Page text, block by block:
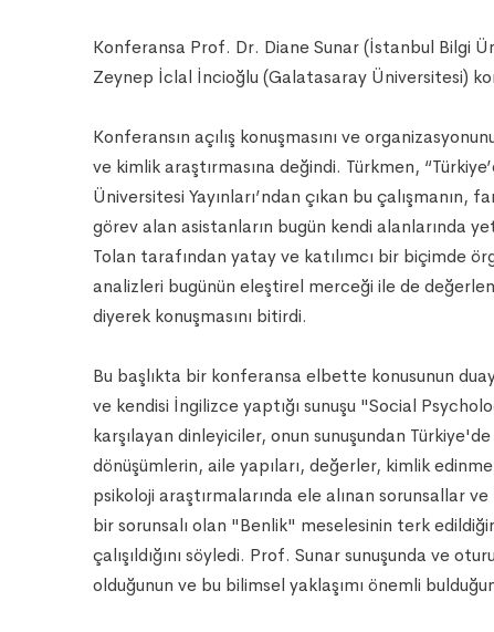
Konferansa Prof. Dr. Diane Sunar (İstanbul Bilgi
Zeynep İclal İncioğlu (Galatasaray Üniversitesi)
Konferansın açılış konuşmasını ve
ve kimlik araştırmasına değindi. Türkmen,
Üniversitesi Yayınları’ndan çıkan bu
görev alan asistanların bugün kendi alanlarında
Tolan tarafından yatay ve katılımcı bir biçimde
analizleri bugünün eleştirel merceği ile de
diyerek konuşmasını bitirdi.
Bu başlıkta bir konferansa elbette konusunun
ve kendisi İngilizce yaptığı sunuşu "Social
karşılayan dinleyiciler, onun sunuşundan
dönüşümlerin, aile yapıları, değerler, kimlik
psikoloji araştırmalarında ele alınan sorunsallar
bir sorunsalı olan "Benlik" meselesinin terk
çalışıldığını söyledi. Prof. Sunar sunuşunda ve
olduğunun ve bu bilimsel yaklaşımı önemli